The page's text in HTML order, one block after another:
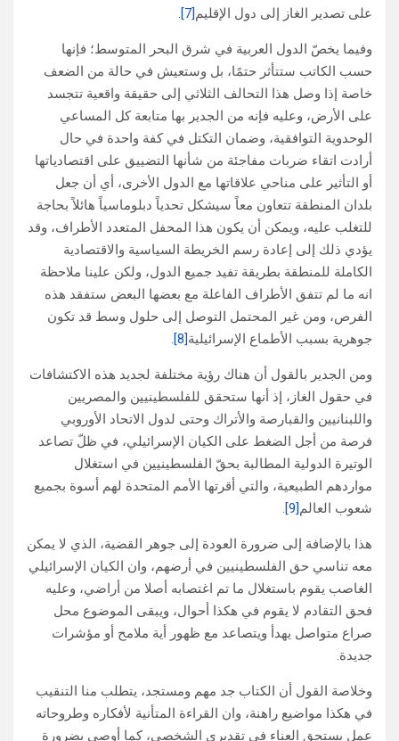
على تصدير الغاز إلى دول الإقليم[7]
.
وفيما يخصّ الدول العربية في شرق البحر المتوسط؛ فإنها
حسب الكاتب ستتأثر حتمًا، بل وستعيش في حالة من الضعف
خاصة إذا وصل هذا التحالف الثلاثي إلى حقيقة واقعية تتجسد
على الأرض، وعليه فإنه من الجدير بها متابعة كل المساعي
الوحدوية التوافقية، وضمان التكتل في كفة واحدة في حال
أرادت اتقاء ضربات مفاجئة من شأنها التضييق على اقتصادياتها
أو التأثير على مناحي علاقاتها مع الدول الأخرى، أي أن جعل
بلدان المنطقة تتعاون معاً سيشكل تحدياً دبلوماسياً هائلاً بحاجة
للتغلب عليه، ويمكن أن يكون هذا المحفل المتعدد الأطراف، وقد
يؤدي ذلك إلى إعادة رسم الخريطة السياسية والاقتصادية
الكاملة للمنطقة بطريقة تفيد جميع الدول، ولكن علينا ملاحظة
انه ما لم تتفق الأطراف الفاعلة مع بعضها البعض ستفقد هذه
الفرص، ومن غير المحتمل التوصل إلى حلول وسط قد تكون
جوهرية بسبب الأطماع الإسرائيلية[8]
.
ومن الجدير بالقول أن هناك رؤية مختلفة لجديد هذه الاكتشافات
في حقول الغاز، إذ أنها ستحقق للفلسطينيين والمصريين
واللبنانيين والقبارصة والأتراك وحتى لدول الاتحاد الأوروبي
فرصة من أجل الضغط على الكيان الإسرائيلي، في ظلّ تصاعد
الوتيرة الدولية المطالبة بحقّ الفلسطينيين في استغلال
مواردهم الطبيعية، والتي أقرتها الأمم المتحدة لهم أسوة بجميع
شعوب العالم[9]
.
هذا بالإضافة إلى ضرورة العودة إلى جوهر القضية، الذي لا يمكن
معه تناسي حق الفلسطينيين في أرضهم، وان الكيان الإسرائيلي
الغاصب يقوم باستغلال ما تم اغتصابه أصلا من أراضي، وعليه
فحق التقادم لا يقوم في هكذا أحوال، ويبقى الموضوع محل
صراع متواصل يهدأ ويتصاعد مع ظهور أية ملامح أو مؤشرات
جديدة.
وخلاصة القول أن الكتاب جد مهم ومستجد، يتطلب منا التنقيب
في هكذا مواضيع راهنة، وان القراءة المتأنية لأفكاره وطروحاته
عمل يستحق العناء في تقديري الشخصي، كما أوصي بضرورة